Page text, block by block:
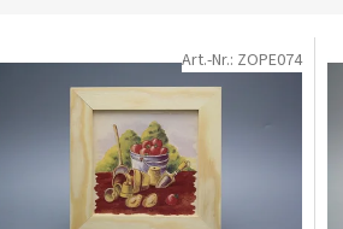
Art.-Nr.: ZOPE074